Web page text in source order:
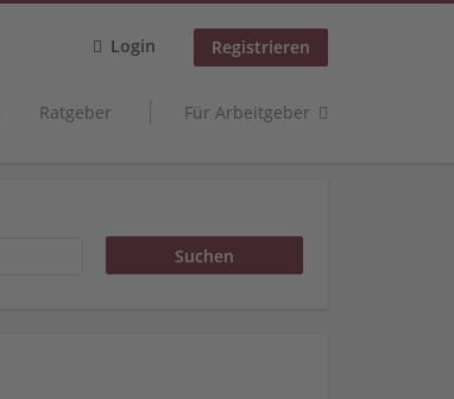
Login Registrieren
Ratgeber Für Arbeitgeber